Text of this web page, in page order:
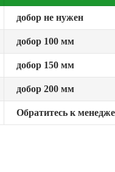
добор не нужен
добор 100 мм
добор 150 мм
добор 200 мм
Обратитесь к